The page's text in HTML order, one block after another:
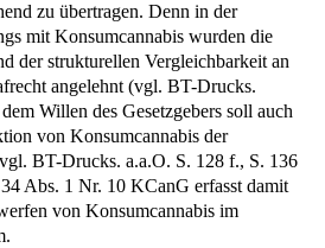
zu übertragen. Denn in der
mit Konsumcannabis wurden die
der strukturellen Vergleichbarkeit an
angelehnt (vgl. BT-Drucks.
Willen des Gesetzgebers soll auch
von Konsumcannabis der
BT-Drucks. a.a.O. S. 128 f., S. 136
Abs. 1 Nr. 10 KCanG erfasst damit
von Konsumcannabis im